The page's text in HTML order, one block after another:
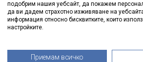
Получавай нашите
ПРОМОЦИИ
подобрим нашия уебсайт, да покажем
да ви дадем страхотно изживяване на
информация относно бисквитките, които
настройките.
Приемам всичко